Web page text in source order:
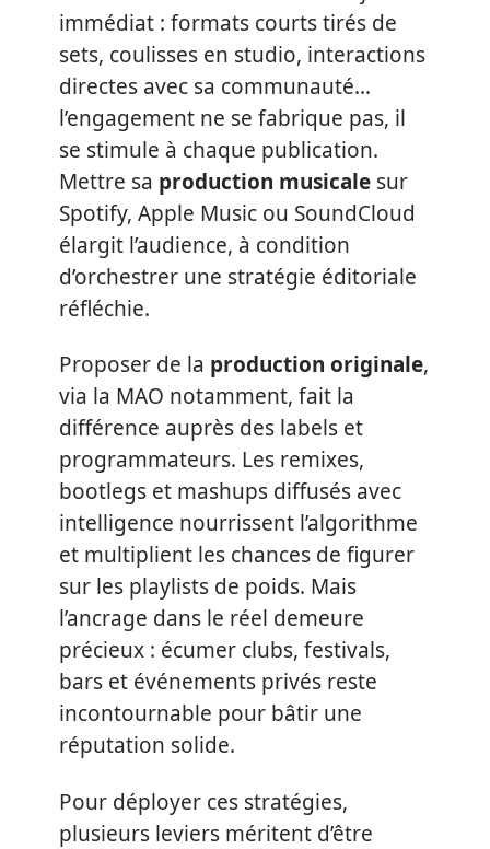
immédiat : formats courts tirés de
sets, coulisses en studio, interactions
directes avec sa communauté…
l’engagement ne se fabrique pas, il
se stimule à chaque publication.
Mettre sa production musicale sur
Spotify, Apple Music ou SoundCloud
élargit l’audience, à condition
d’orchestrer une stratégie éditoriale
réfléchie.
Proposer de la production originale,
via la MAO notamment, fait la
différence auprès des labels et
programmateurs. Les remixes,
bootlegs et mashups diffusés avec
intelligence nourrissent l’algorithme
et multiplient les chances de figurer
sur les playlists de poids. Mais
l’ancrage dans le réel demeure
précieux : écumer clubs, festivals,
bars et événements privés reste
incontournable pour bâtir une
réputation solide.
Pour déployer ces stratégies,
plusieurs leviers méritent d’être